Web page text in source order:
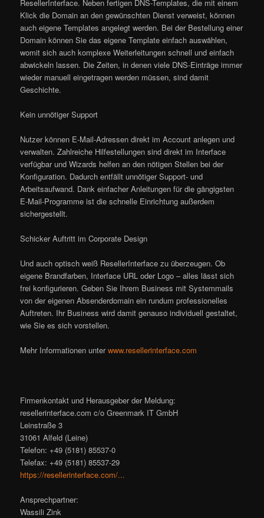
ResellerInterface. Neben fertigen DNS-Templates, die mit einem
Klick die Domain an den gewünschten Dienst verweist, können
auch eigene Templates angelegt werden. Bei der Bestellung einer
Domain können Sie das eigene Template einfach auswählen,
womit sich auch komplexe Weiterleitungen schnell und einfach
abwickeln lassen. Die Zeiten, in denen viele DNS-Einträge immer
wieder manuell eingetragen werden müssen, sind damit
Geschichte.
Kein unnötiger Support
Nutzer können E-Mail-Adressen direkt im Account anlegen und
verwalten. Zahlreiche Hilfestellungen sind direkt im Interface
verfügbar und Wizards helfen an den nötigen Stellen bei der
Konfiguration. Dadurch entfällt unnötiger Support- und
Arbeitsaufwand. Dank einfacher Anleitungen für die gängigsten
E-Mail-Programme ist die schnelle Einrichtung außerdem
sichergestellt.
Schicker Auftritt im Corporate Design
Und auch optisch weiß ResellerInterface zu überzeugen. Ob
eigene Brandfarben, Interface URL oder Logo – alles lässt sich
frei konfigurieren. Geben Sie Ihrem Business mit Systemmails
von der eigenen Absenderdomain ein rundum professionelles
Auftreten. Ihr Business wird damit genauso individuell gestaltet,
wie Sie es sich vorstellen.
Mehr Informationen unterwww.resellerinterface.com
Firmenkontakt und Herausgeber der Meldung:
resellerinterface.com c/o Greenmark IT GmbH
Leinstraße 3
31061 Alfeld (Leine)
Telefon: +49 (5181) 85537-0
Telefax: +49 (5181) 85537-29
https://resellerinterface.com/...
Ansprechpartner:
Wassili Zink